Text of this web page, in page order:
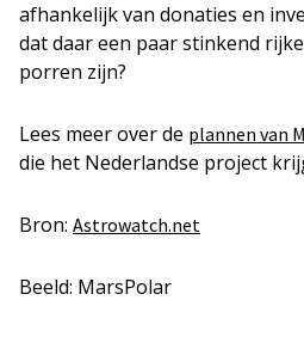
afhankelijk van donaties en
dat daar een paar stinkend
porren zijn?
Lees meer over de plannen van
die het Nederlandse project
Bron: Astrowatch.net
Beeld: MarsPolar